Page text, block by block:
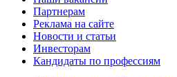
Партнерам
Реклама на сайте
Новости и статьи
Инвесторам
Кандидаты по профессиям